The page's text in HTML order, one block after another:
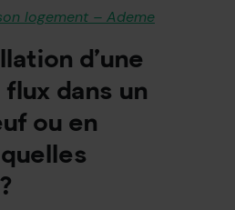
logement – Ademe
d’une
dans un
ou en